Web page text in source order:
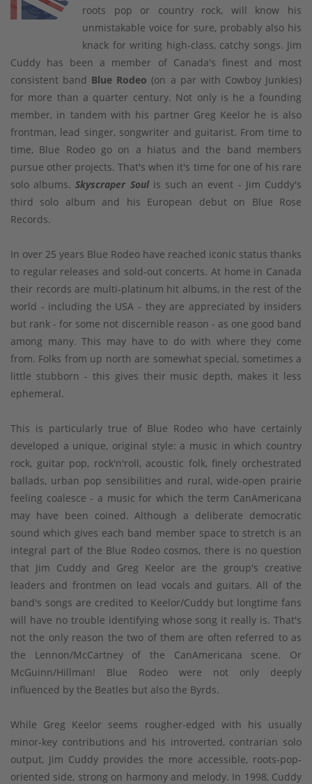
roots pop or country rock, will know his
unmistakable voice for sure, probably also his
knack for writing high-class, catchy songs. Jim
Cuddy has been a member of Canada's finest and most
consistent band Blue Rodeo (on a par with Cowboy Junkies)
for more than a quarter century. Not only is he a founding
member, in tandem with his partner Greg Keelor he is also
frontman, lead singer, songwriter and guitarist. From time to
time, Blue Rodeo go on a hiatus and the band members
pursue other projects. That's when it's time for one of his rare
solo albums.Skyscraper Soulis such an event - Jim Cuddy's
third solo album and his European debut on Blue Rose
Records.
In over 25 years Blue Rodeo have reached iconic status thanks
to regular releases and sold-out concerts. At home in Canada
their records are multi-platinum hit albums, in the rest of the
world - including the USA - they are appreciated by insiders
but rank - for some not discernible reason - as one good band
among many. This may have to do with where they come
from. Folks from up north are somewhat special, sometimes a
little stubborn - this gives their music depth, makes it less
ephemeral.
This is particularly true of Blue Rodeo who have certainly
developed a unique, original style: a music in which country
rock, guitar pop, rock'n'roll, acoustic folk, finely orchestrated
ballads, urban pop sensibilities and rural, wide-open prairie
feeling coalesce - a music for which the term CanAmericana
may have been coined. Although a deliberate democratic
sound which gives each band member space to stretch is an
integral part of the Blue Rodeo cosmos, there is no question
that Jim Cuddy and Greg Keelor are the group's creative
leaders and frontmen on lead vocals and guitars. All of the
band's songs are credited to Keelor/Cuddy but longtime fans
will have no trouble identifying whose song it really is. That's
not the only reason the two of them are often referred to as
the Lennon/McCartney of the CanAmericana scene. Or
McGuinn/Hillman! Blue Rodeo were not only deeply
influenced by the Beatles but also the Byrds.
While Greg Keelor seems rougher-edged with his usually
minor-key contributions and his introverted, contrarian solo
output, Jim Cuddy provides the more accessible, roots-pop-
oriented side, strong on harmony and melody. In 1998, Cuddy